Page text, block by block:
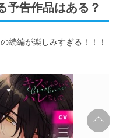
予告作品はある？
続編が楽しみすぎる！！！